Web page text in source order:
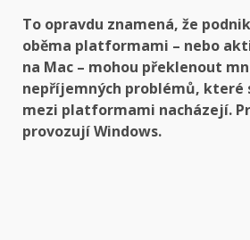
To opravdu znamená, že
oběma platformami – nebo
na Mac – mohou překlenout
nepříjemných problémů, které
mezi platformami nacházejí.
provozují Windows.